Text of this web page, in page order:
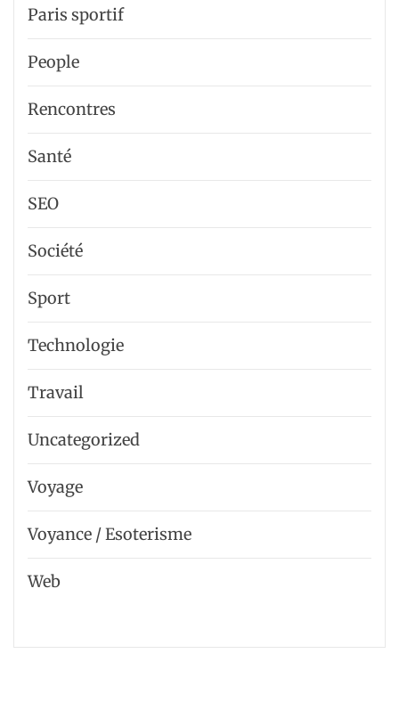
Paris sportif
People
Rencontres
Santé
SEO
Société
Sport
Technologie
Travail
Uncategorized
Voyage
Voyance / Esoterisme
Web